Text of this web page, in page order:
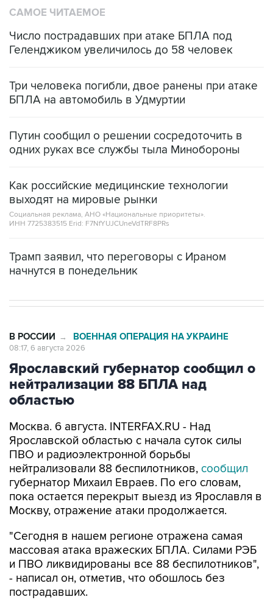
САМОЕ ЧИТАЕМОЕ
Число пострадавших при атаке БПЛА под
Геленджиком увеличилось до 58 человек
Три человека погибли, двое ранены при атаке
БПЛА на автомобиль в Удмуртии
Путин сообщил о решении сосредоточить в
одних руках все службы тыла Минобороны
Как российские медицинские технологии
выходят на мировые рынки
Социальная реклама, АНО «Национальные приоритеты».
ИНН 7725383515 Erid: F7NfYUJCUneVdTRF8PRs
Трамп заявил, что переговоры с Ираном
начнутся в понедельник
В РОССИИ → ВОЕННАЯ ОПЕРАЦИЯ НА УКРАИНЕ
08:17, 6 августа 2026
Ярославский губернатор сообщил о
нейтрализации 88 БПЛА над
областью
Москва. 6 августа. INTERFAX.RU - Над
Ярославской областью с начала суток силы
ПВО и радиоэлектронной борьбы
нейтрализовали 88 беспилотников, сообщил
губернатор Михаил Евраев. По его словам,
пока остается перекрыт выезд из Ярославля в
Москву, отражение атаки продолжается.
"Сегодня в нашем регионе отражена самая
массовая атака вражеских БПЛА. Силами РЭБ
и ПВО ликвидированы все 88 беспилотников",
- написал он, отметив, что обошлось без
пострадавших.